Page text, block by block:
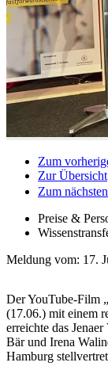
Zum
Zur Übersicht
Zum
Preise &
Meldung vom: 17.
Der YouTube-Film
(17.06.) mit einem
erreichte das
Bär und Irena
Hamburg